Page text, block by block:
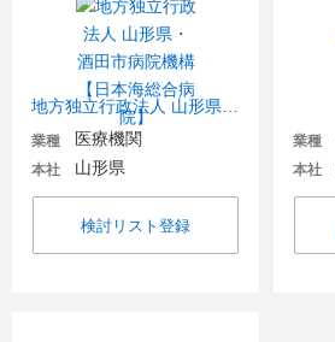
業種 医療機関
本社 山形県
検討リスト登録
業種
本社